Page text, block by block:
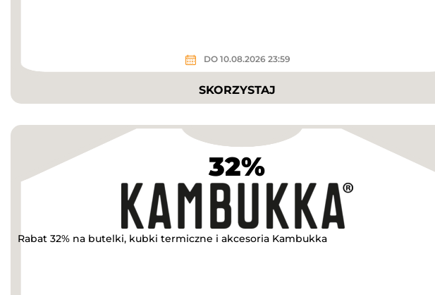
DO 10.08.2026 23:59
SKORZYSTAJ
32%
Rabat 32% na butelki, kubki termiczne i akcesoria Kambukka